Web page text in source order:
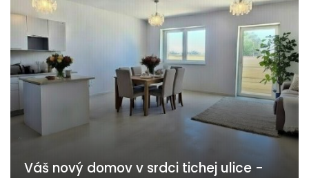
Váš nový domov v srdci tichej ulice -